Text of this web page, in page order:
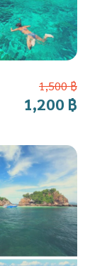
1,500 ฿
1,200 ฿